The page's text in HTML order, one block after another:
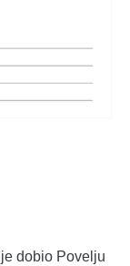
dobio Povelju